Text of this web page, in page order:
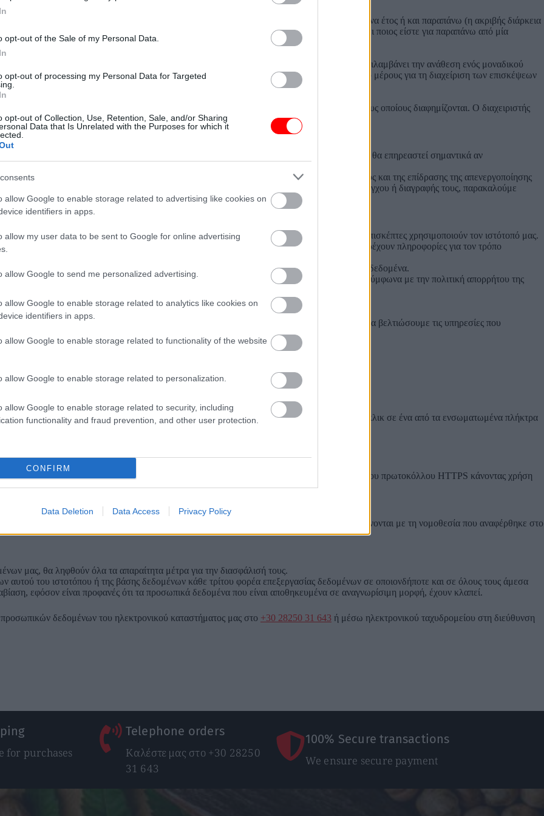
opt-out of the Sale of my Personal Data.
opt-out of processing my Personal Data for Targeted
opt-out of Collection, Use, Retention, Sale, and/or Sharing
Data that Is Unrelated with the Purposes for which it
allow Google to enable storage related to advertising like cookies on
identifiers in apps.
allow my user data to be sent to Google for online advertising
allow Google to send me personalized advertising.
allow Google to enable storage related to analytics like cookies on
identifiers in apps.
allow Google to enable storage related to functionality of the website
allow Google to enable storage related to personalization.
allow Google to enable storage related to security, including
functionality and fraud prevention, and other user protection.
CONFIRM
Data Deletion Data Access Privacy Policy
συσκευής σας ακόμα και αφότου κλείσει το πρόγραμμα πλοήγησης, μερικές φορές για ένα έτος ή και παραπάνω (η ακριβής διάρκεια
χρησιμοποιούνται όταν ο διαχειριστής του ιστοτόπου ενδεχομένως χρειάζεται να γνωρίζει ποιος είστε για παραπάνω από μία
ως προς την παραμετροποίηση του ιστοτόπου).
ή στο σκληρό δίσκο της συσκευής σας από τον ιστότοπο τον οποίον επισκέπτεστε. Αυτό περιλαμβάνει την ανάθεση ενός μοναδικού
σας στον ιστότοπο. Οι διαχειριστές ιστοτόπων συχνά χρησιμοποιούν cookies πρώτου μέρους για τη διαχείριση των επισκέψεων
δίκτυα, για να παρακολουθούν τις επισκέψεις σας στους διάφορους ιστότοπους στους οποίους διαφημίζονται. Ο διαχειριστής
εμπειρία της χρήσης του ιστοτόπου από τους επισκέπτες του. Η λειτουργία του ιστοτόπου θα επηρεαστεί σημαντικά αν
σε αυτόν τον ιστότοπο, συμπεριλαμβανομένου του τρόπου απενεργοποίησής τους και της επίδρασης της απενεργοποίησης
για τον τρόπο διαχείρισης ορισμένων τύπων cookies, συμπεριλαμβανομένου του τρόπου ελέγχου ή διαγραφής τους, παρακαλούμε
απόδοσης που μας επιτρέπουν να συλλέγουμε ανώνυμες πληροφορίες για το πώς οι επισκέπτες χρησιμοποιούν τον ιστότοπό μας.
χρησιμοποιούν τον ιστότοπο, την ώρα και τη διάρκεια της πρόσβασης, ενώ επίσης παρέχουν πληροφορίες για τον τρόπο
λειτουργεί ο ιστότοπός μας. Είναι ανώνυμες πληροφορίες και δεν περιέχουν προσωπικά δεδομένα.
με τον ιστοτόπό μας μεταφέρονται και αποθηκεύονται στους διακομιστές της Google σύμφωνα με την πολιτική απορρήτου της
παρακαλούμε κάντε κλικ στο https://support.google.com/analytics/answer/6004245
κάνοντας κλικ στο https://tools.go ogle.com/dlpa ge/gaoptout?hl =en=GB
θα καταμετρείται, ούτε θα χρησιμοποιείται στα στατιστικά στοιχεία που συλλέγουμε για να βελτιώσουμε τις υπηρεσίες που
κλπ)
στον ιστότοπό μας βίντεο τα οποία μας παρέχουν ως εξωτερική υπηρεσία.
δείτε τα ενσωματωμένα βίντεο από τον ιστότοπό μας.
συσκευή σας αν επιλέξετε να μοιραστείτε υλικό από τον ιστότοπό μας με αυτά, κάνοντας κλικ σε ένα από τα ενσωματωμένα πλήκτρα
δεν θα είναι διαθέσιμη.
και του προγράμματος περιήγησής σας, είναι κρυπτογραφημένη και μεταφέρεται μέσω του πρωτοκόλλου HTTPS κάνοντας χρήση
δεδομένων για εμάς. Αυτοί οι φορείς έχουν επιλεγεί προσεκτικά ώστε να συμμορφώνονται με τη νομοθεσία που αναφέρθηκε στο
μας, θα ληφθούν όλα τα απαραίτητα μέτρα για την διασφάλισή τους.
του ιστοτόπου ή της βάσης δεδομένων κάθε τρίτου φορέα επεξεργασίας δεδομένων σε οποιονδήποτε και σε όλους τους άμεσα
εφόσον είναι προφανές ότι τα προσωπικά δεδομένα που είναι αποθηκευμένα σε αναγνωρίσιμη μορφή, έχουν κλαπεί.
δεδομένων του ηλεκτρονικού καταστήματος μας στο +30 28250 31 643 ή μέσω ηλεκτρονικού ταχυδρομείου στη διεύθυνση
for purchases
Telephone orders
Καλέστε μας στο +30 28250
31 643
100% Secure transactions
We ensure secure payment